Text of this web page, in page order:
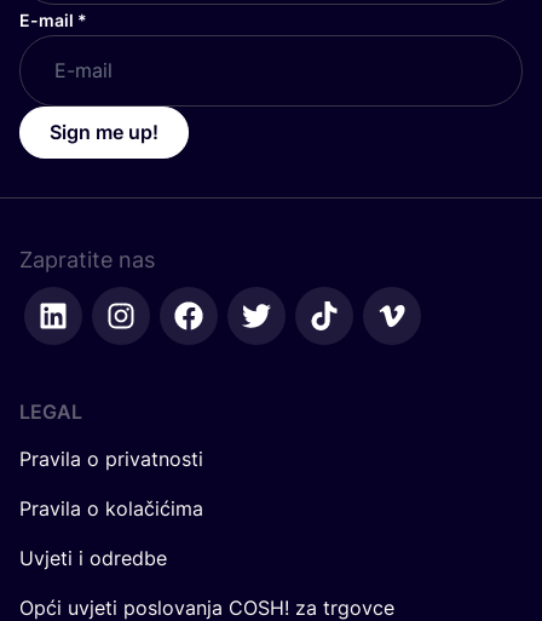
E-mail *
Sign me up!
Zapratite nas
LEGAL
Pravila o privatnosti
Pravila o kolačićima
Uvjeti i odredbe
Opći uvjeti poslovanja COSH! za trgovce